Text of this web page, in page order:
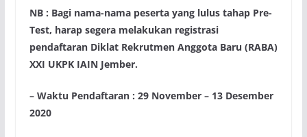
NB : Bagi nama-nama peserta yang lulus tahap Pre-
Test, harap segera melakukan registrasi
pendaftaran Diklat Rekrutmen Anggota Baru (RABA)
XXI UKPK IAIN Jember.
– Waktu Pendaftaran : 29 November – 13 Desember
2020